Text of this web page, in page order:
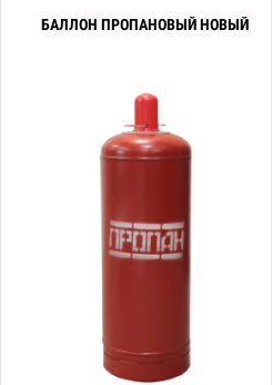
БАЛЛОН ПРОПАНОВЫЙ НОВЫЙ
В корзину